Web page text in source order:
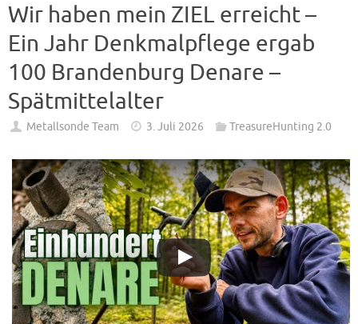
Wir haben mein ZIEL erreicht –
Ein Jahr Denkmalpflege ergab
100 Brandenburg Denare –
Spätmittelalter
Metallsonde Team 3. Juli 2026 TreasureHunting 2.0